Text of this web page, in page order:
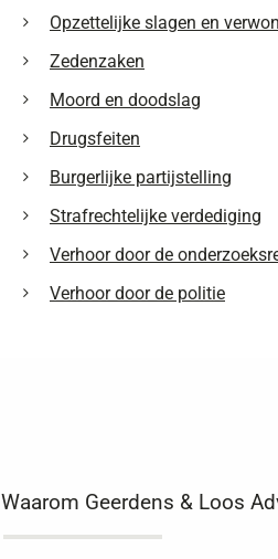
Opzettelijke slagen en
Zedenzaken
Moord en doodslag
Drugsfeiten
Burgerlijke partijstelling
Strafrechtelijke verdediging
Verhoor door de
Verhoor door de politie
Waarom Geerdens & Loos